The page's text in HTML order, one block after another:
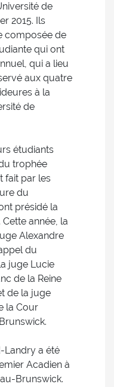
de
2015. Ils
composée de
qui ont
qui a lieu
aux quatre
à la
de
étudiants
trophée
fait par les
du
présidé la
année, la
Alexandre
du
juge Lucie
de la Reine
de la juge
la Cour
Landry a été
Acadien à
Brunswick.